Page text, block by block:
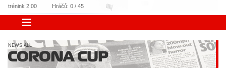
trénink 2:00
Hráčů: 0 / 45
NEWS ALL
CORONA CUP